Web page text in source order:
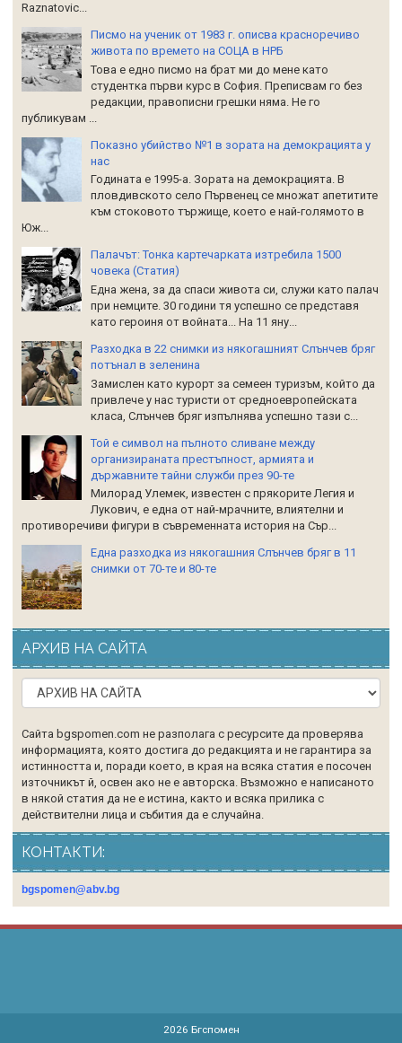
Raznatoviс...
Писмо на ученик от 1983 г. описва красноречиво
живота по времето на СОЦА в НРБ
Това е едно писмо на брат ми до мене като
студентка първи курс в София. Преписвам го без
редакции, правописни грешки няма. Не го
публикувам ...
Показно убийство №1 в зората на демокрацията у
нас
Годината е 1995-а. Зората на демокрацията. В
пловдивското село Първенец се множат апетитите
към стоковото тържище, което е най-голямото в
Юж...
Палачът: Тонка картечарката изтребила 1500
човека (Статия)
Една жена, за да спаси живота си, служи като палач
при немците. 30 години тя успешно се представя
като героиня от войната... На 11 яну...
Разходка в 22 снимки из някогашният Слънчев бряг
потънал в зеленина
Замислен като курорт за семеен туризъм, който да
привлече у нас туристи от средноевропейската
класа, Слънчев бряг изпълнява успешно тази с...
Той е символ на пълното сливане между
организираната престъпност, армията и
държавните тайни служби през 90-те
Милорад Улемек, известен с прякорите Легия и
Лукович, е една от най-мрачните, влиятелни и
противоречиви фигури в съвременната история на Сър...
Една разходка из някогашния Слънчев бряг в 11
снимки от 70-те и 80-те
АРХИВ НА САЙТА
Сайта bgspomen.com не разполага с ресурсите да проверява
информацията, която достига до редакцията и не гарантира за
истинността и, поради което, в края на всяка статия е посочен
източникът й, освен ако не е авторска. Възможно е написаното
в някой статия да не е истина, както и всяка прилика с
действителни лица и събития да е случайна.
КОНТАКТИ:
bgspomen@abv.bg
2026 Бгспомен